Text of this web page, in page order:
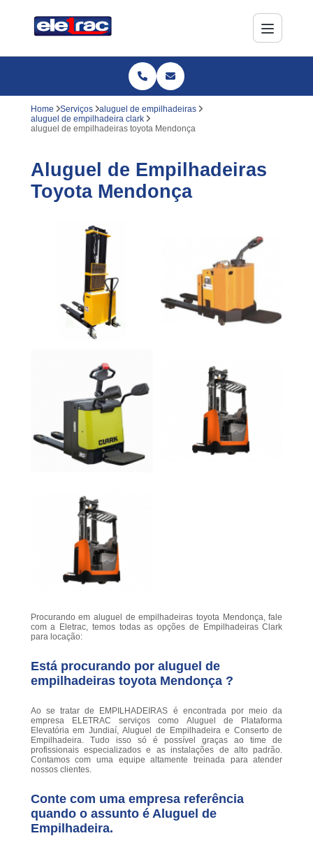
Home Serviços
aluguel de empilhadeiras
aluguel de empilhadeira clark
aluguel de empilhadeiras toyota Mendonça
Aluguel de Empilhadeiras
Toyota Mendonça
Procurando em aluguel de empilhadeiras toyota Mendonça, fale
com a Eletrac, temos todas as opções de Empilhadeiras Clark
para locação:
Está procurando por aluguel de
empilhadeiras toyota Mendonça ?
Ao se tratar de EMPILHADEIRAS é encontrada por meio da
empresa ELETRAC serviços como Aluguel de Plataforma
Elevatória em Jundiaí, Aluguel de Empilhadeira e Conserto de
Empilhadeira. Tudo isso só é possível graças ao time de
profissionais especializados e as instalações de alto padrão.
Contamos com uma equipe altamente treinada para atender
nossos clientes.
Conte com uma empresa referência
quando o assunto é Aluguel de
Empilhadeira.